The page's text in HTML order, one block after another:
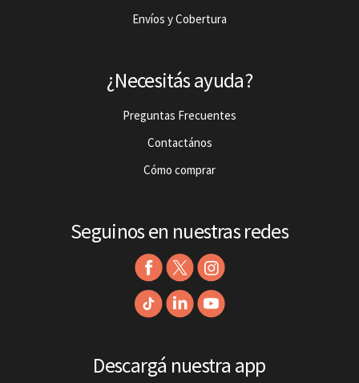
Envíos y Cobertura
¿Necesitás ayuda?
Preguntas Frecuentes
Contactános
Cómo comprar
Seguinos en nuestras redes
Descargá nuestra app